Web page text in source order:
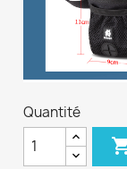
Quantité